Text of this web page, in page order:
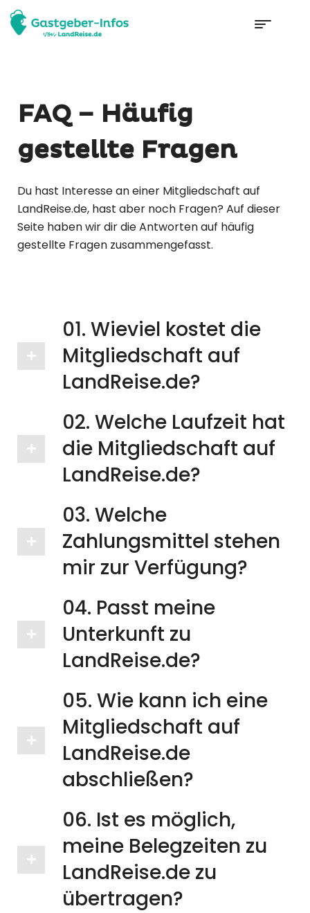
FAQ – Häufig
gestellte Fragen
Du hast Interesse an einer Mitgliedschaft auf
LandReise.de, hast aber noch Fragen? Auf dieser
Seite haben wir dir die Antworten auf häufig
gestellte Fragen zusammengefasst.
01. Wieviel kostet die
Mitgliedschaft auf
LandReise.de?
02. Welche Laufzeit hat
die Mitgliedschaft auf
LandReise.de?
03. Welche
Zahlungsmittel stehen
mir zur Verfügung?​
04. Passt meine
Unterkunft zu
LandReise.de?​
05. Wie kann ich eine
Mitgliedschaft auf
LandReise.de
abschließen?​
06. Ist es möglich,
meine Belegzeiten zu
LandReise.de zu
übertragen?​